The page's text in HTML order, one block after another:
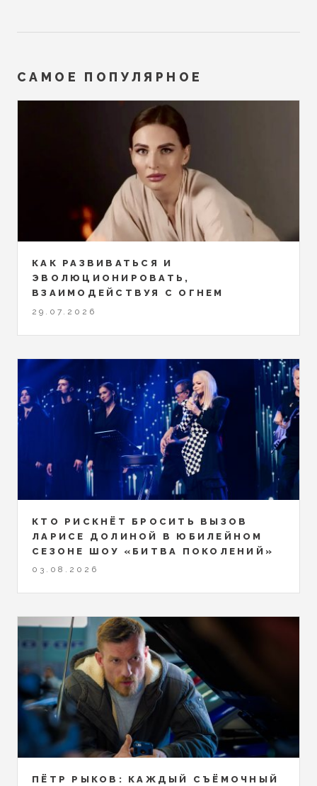
САМОЕ ПОПУЛЯРНОЕ
КАК РАЗВИВАТЬСЯ И
ЭВОЛЮЦИОНИРОВАТЬ,
ВЗАИМОДЕЙСТВУЯ С ОГНЕМ
29.07.2026
КТО РИСКНЁТ БРОСИТЬ ВЫЗОВ
ЛАРИСЕ ДОЛИНОЙ В ЮБИЛЕЙНОМ
СЕЗОНЕ ШОУ «БИТВА ПОКОЛЕНИЙ»
03.08.2026
ПЁТР РЫКОВ: КАЖДЫЙ СЪЁМОЧНЫЙ